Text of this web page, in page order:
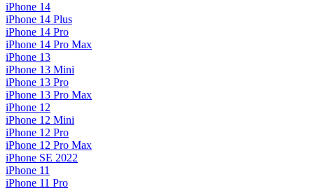
iPhone 14
iPhone 14 Plus
iPhone 14 Pro
iPhone 14 Pro Max
iPhone 13
iPhone 13 Mini
iPhone 13 Pro
iPhone 13 Pro Max
iPhone 12
iPhone 12 Mini
iPhone 12 Pro
iPhone 12 Pro Max
iPhone SE 2022
iPhone 11
iPhone 11 Pro